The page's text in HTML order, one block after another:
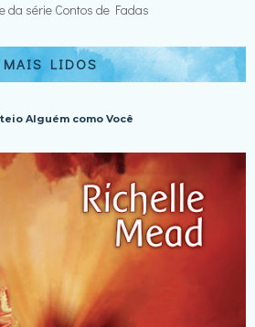
da série Contos de Fadas
MAIS LIDOS
Alguém como Você